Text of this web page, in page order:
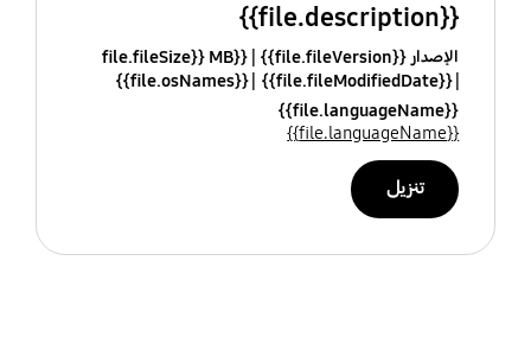
{{file.description}}
الإصدار {{file.fileVersion}}
{{file.fileSize}} MB
{{file.fileModifiedDate}}
{{file.osNames}}
{{file.languageName}}
{{file.languageName}}
تنزيل